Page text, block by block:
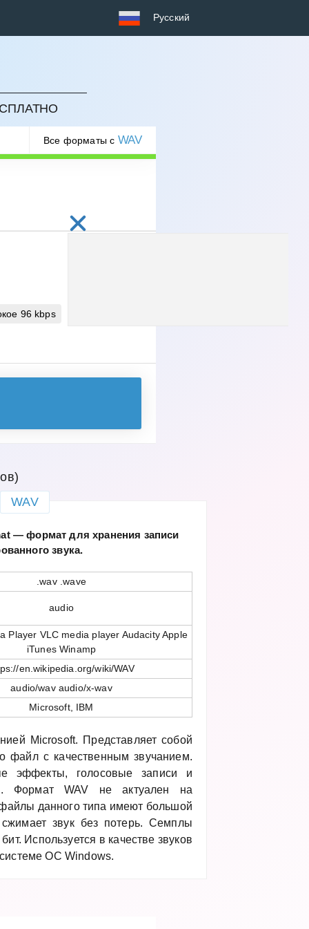
Русский
Все форматы с WAV
96 kbps
WAV
— формат для хранения записи
звука.
.wav .wave
audio
Player VLC media player Audacity Apple
iTunes Winamp
en.wikipedia.org/wiki/WAV
audio/wav audio/x-wav
Microsoft, IBM
Microsoft. Представляет собой
файл с качественным звучанием.
эффекты, голосовые записи и
Формат WAV не актуален на
данного типа имеют большой
звук без потерь. Семплы
Используется в качестве звуков
OC Windows.